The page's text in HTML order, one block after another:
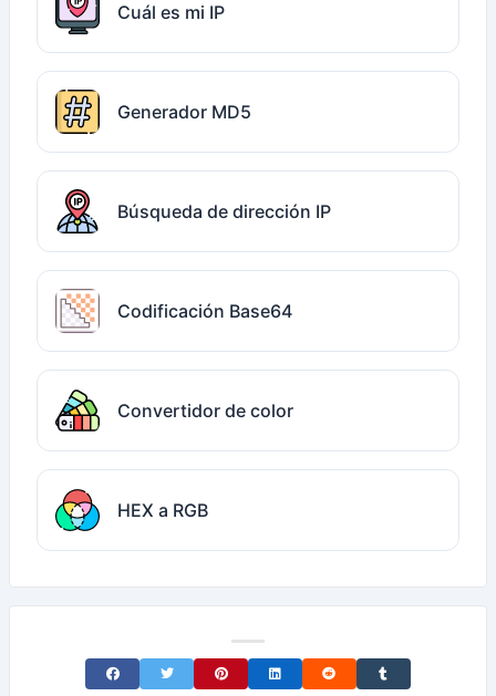
Cuál es mi IP
Generador MD5
Búsqueda de dirección IP
Codificación Base64
Convertidor de color
HEX a RGB
Share on Facebook
Share on TwitterShare on Pinterest
Share on LinkedIn
Share on RedditShare on Tumblr